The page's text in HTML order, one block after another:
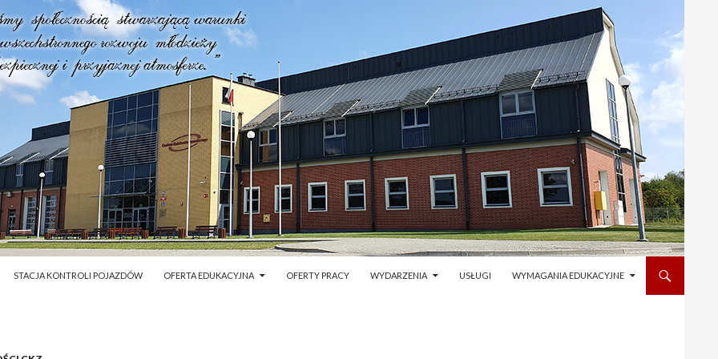
STACJA KONTROLI POJAZDÓW OFERTA EDUKACYJNA OFERTY PRACY WYDARZENIA USŁUGI WYMAGANIA EDUKACYJNE